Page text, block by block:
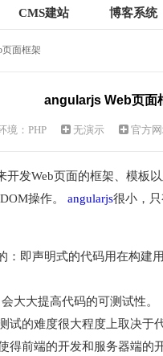
CMS建站 博客系统
页面框架
angularjs Web页面
境：PHP 无演示 官方
开发Web页面的框架、模
操作。 angularjs很小，
：即声明式的代码用在构建
大大提高代码的可测试性。
试的难度很大程度上取决于
得前端的开发和服务器端的